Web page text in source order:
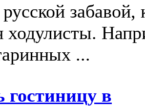
ходулисты.
...
гостиницу в